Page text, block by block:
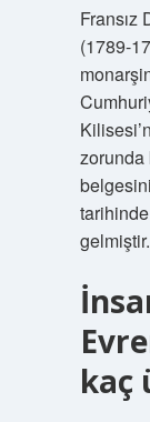
Fransız
(1789-
zorunda
gelmiştir.
kaç